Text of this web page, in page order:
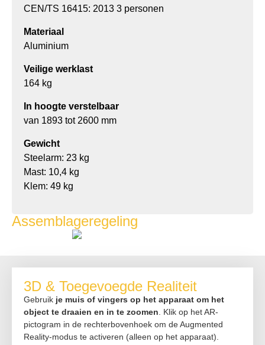
CEN/TS 16415: 2013 3 personen
Materiaal
Aluminium
Veilige werklast
164 kg
In hoogte verstelbaar
van 1893 tot 2600 mm
Gewicht
Steelarm: 23 kg
Mast: 10,4 kg
Klem: 49 kg
Assemblageregeling
3D & Toegevoegde Realiteit
Gebruik je muis of vingers op het apparaat om het
object te draaien en in te zoomen . Klik op het AR-
pictogram in de rechterbovenhoek om de Augmented
Reality-modus te activeren (alleen op het apparaat).